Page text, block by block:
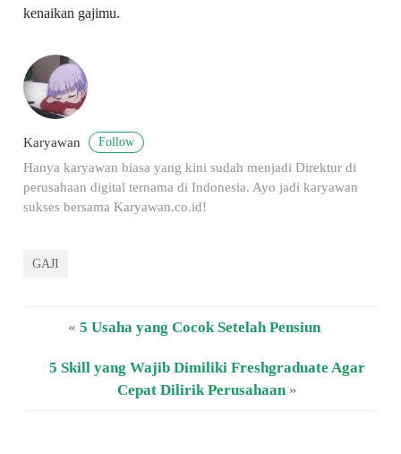
kenaikan gajimu.
Karyawan Follow
Hanya karyawan biasa yang kini sudah menjadi Direktur di
perusahaan digital ternama di Indonesia. Ayo jadi karyawan
sukses bersama Karyawan.co.id!
GAJI
« 5 Usaha yang Cocok Setelah Pensiun
5 Skill yang Wajib Dimiliki Freshgraduate Agar
Cepat Dilirik Perusahaan »